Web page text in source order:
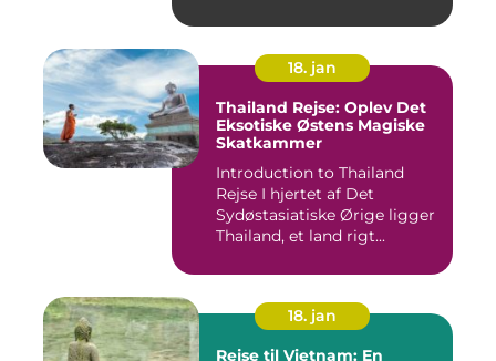
18. jan
Thailand Rejse: Oplev Det
Eksotiske Østens Magiske
Skatkammer
Introduction to Thailand
Rejse I hjertet af Det
Sydøstasiatiske Ørige ligger
Thailand, et land rigt...
18. jan
Rejse til Vietnam: En